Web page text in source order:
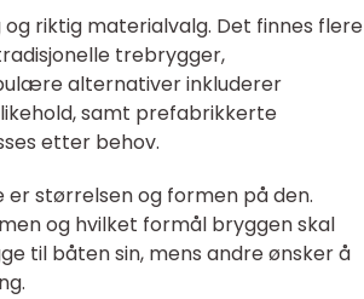
riktig materialvalg. Det finnes flere
trebrygger,
alternativer inkluderer
samt prefabrikkerte
etter behov.
størrelsen og formen på den.
og hvilket formål bryggen skal
til båten sin, mens andre ønsker å